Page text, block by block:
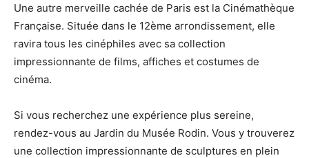
Une autre merveille cachée de Paris est la Cinémathèque
Française. Située dans le 12ème arrondissement, elle
ravira tous les cinéphiles avec sa collection
impressionnante de films, affiches et costumes de
cinéma.
Si vous recherchez une expérience plus sereine,
rendez-vous au Jardin du Musée Rodin. Vous y trouverez
une collection impressionnante de sculptures en plein